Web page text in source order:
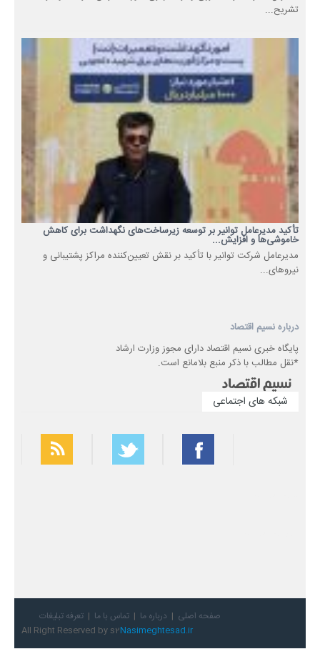
تشریح...
تأکید مدیرعامل توانیر بر توسعه زیرساخت‌های نگهداشت برای کاهش
خاموشی‌ها و افزایش...
مدیرعامل شرکت توانیر با تأکید بر نقش تعیین‌کننده مراکز پشتیبانی و
نیروهای...
درباره نسیم اقتصاد
پایگاه خبری نسیم اقتصاد دارای مجوز وزارت ارشاد
*نقل مطالب با ذکر منبع بلامانع است.
شبکه های اجتماعی
تعرفه تبلیغات تماس با ما درباره ما
صفحه اصلی
All Right Reserved by s2Nasimeghtesad.ir